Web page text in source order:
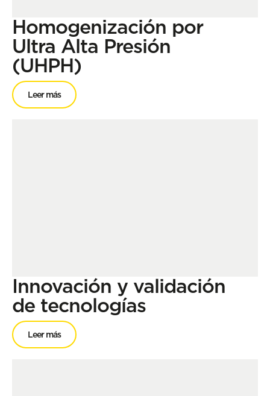
Homogenización por
Ultra Alta Presión
(UHPH)
Leer más
Innovación y validación
de tecnologías
Leer más